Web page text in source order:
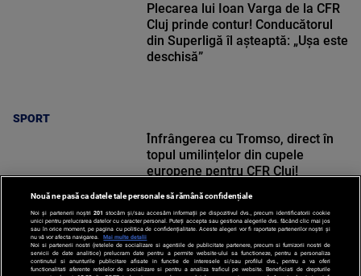
SPORT
Plecarea lui Ioan Varga de la CFR
Cluj prinde contur! Conducătorul
din Superligă îl așteaptă: „Ușa este
deschisă”
SPORT
Înfrângerea cu Tromso, direct în
topul umilințelor din cupele
europene pentru CFR Cluj!
Nouă ne pasă ca datele tale personale să rămână confidențiale
Noi și partenerii noștri 201 stocăm și/sau accesăm informații pe dispozitivul dvs., precum identificatorii cookie
unici pentru prelucrarea datelor cu caracter personal. Puteți accepta sau gestiona alegerile dvs. făcând clic mai jos
sau în orice moment, pe pagina cu politica de confidențialitate. Aceste alegeri vor fi raportate partenerilor noștri și
nu vă vor afecta navigarea.
Mai multe detalii
Noi si partenerii nostri (retelele de socializare si agentiile de publicitate partenere, precum si furnizorii nostri de
servicii de date analitice) prelucram date pentru a permite website-ului sa functioneze, pentru a personaliza
continutul si anunturile publicitare afisate in functie de interesele si/sau profilul dvs., pentru a va oferi
functionalitati aferente retelelor de socializare si pentru a analiza traficul pe website. Beneficiati de drepturile